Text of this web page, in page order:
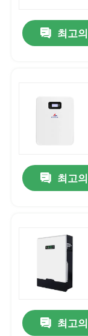
최고
최고
최고